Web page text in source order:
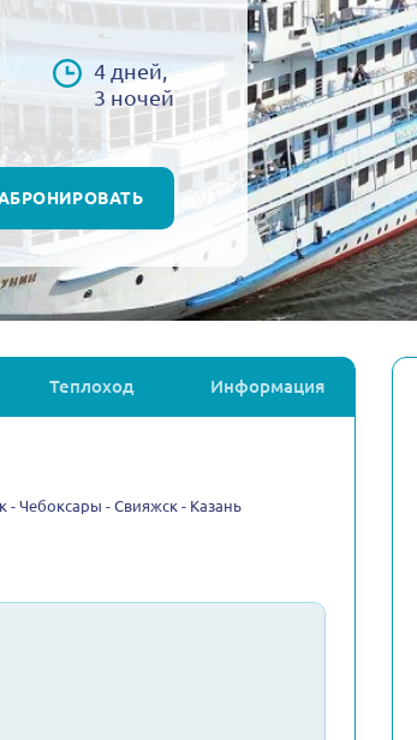
4 дней,
3 ночей
Теплоход Информация
Чебоксары - Свияжск - Казань